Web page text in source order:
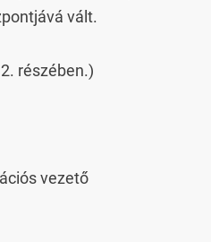
vált.
részében.)
vezető